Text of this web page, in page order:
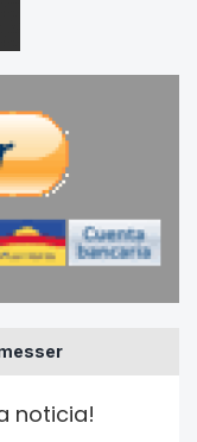
noticia!